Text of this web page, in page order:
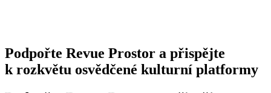
Podpořte Revue Prostor a přispějte
k rozkvětu osvědčené kulturní platformy